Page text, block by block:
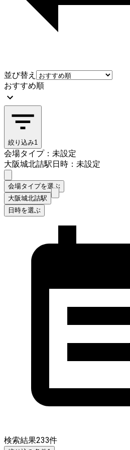
並び替え
おすすめ順
絞り込み1
会場タイプ：未設定
大阪城北詰駅日時：未設定
会場タイプを選ぶ
大阪城北詰駅
日時を選ぶ
検索結果233件